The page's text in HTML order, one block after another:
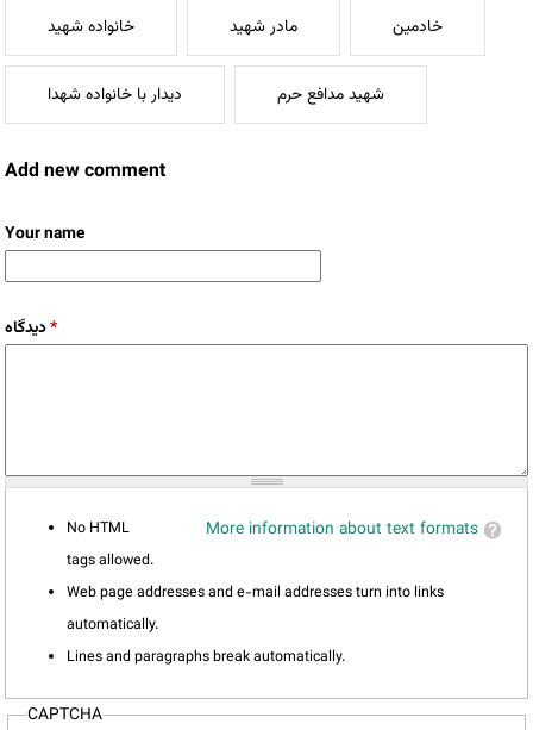
خانواده شهید مادر شهید خادمین
دیدار با خانواده شهدا شهید مدافع حرم
Add new comment
Your name
دیدگاه*
More information about text formats
No HTML
tags allowed.
Web page addresses and e-mail addresses turn into links
automatically.
Lines and paragraphs break automatically.
CAPTCHA